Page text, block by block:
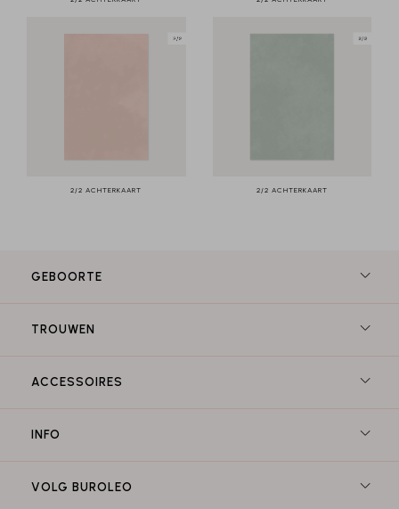
2/2 ACHTERKAART 2/2 ACHTERKAART
GEBOORTE
TROUWEN
ACCESSOIRES
INFO
VOLG BUROLEO